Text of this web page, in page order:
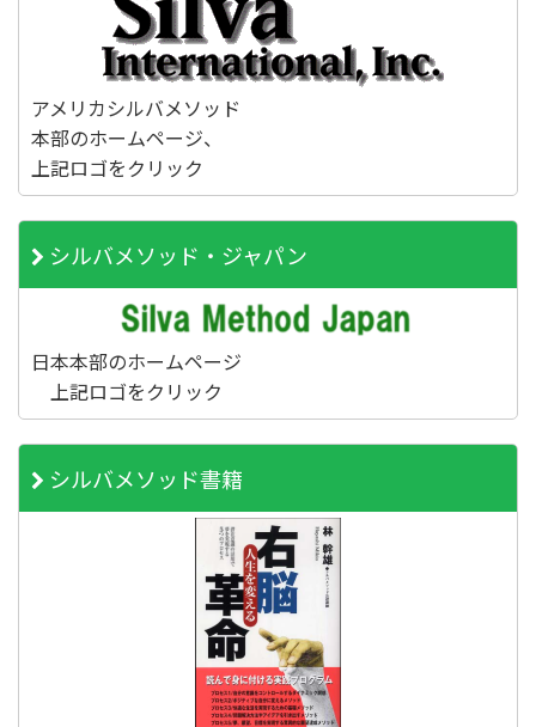
アメリカシルバメソッド
本部のホームページ、
上記ロゴをクリック
シルバメソッド・ジャパン
日本本部のホームページ
上記ロゴをクリック
シルバメソッド書籍